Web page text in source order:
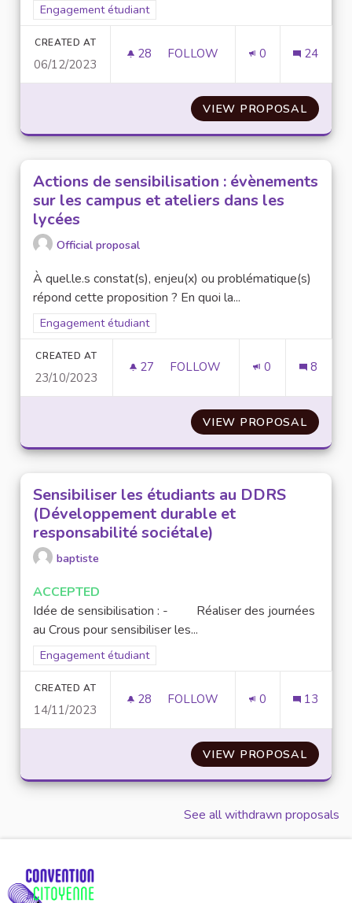
Filter results for scope: Engagement étudiant
Engagement étudiant
CREATED AT
06/12/2023
28 28 FOLLOWERS
FOLLOW 0 24
VIEW PROPOSAL
Actions de sensibilisation : évènements
sur les campus et ateliers dans les
lycées
Official proposal
À quel.le.s constat(s), enjeu(x) ou problématique(s)
répond cette proposition ? En quoi la...
Filter results for scope: Engagement étudiant
Engagement étudiant
CREATED AT
23/10/2023
27 27 FOLLOWERS
FOLLOW 0 8
VIEW PROPOSAL
Sensibiliser les étudiants au DDRS
(Développement durable et
responsabilité sociétale)
baptiste
ACCEPTED
Idée de sensibilisation : - Réaliser des journées
au Crous pour sensibiliser les...
Filter results for scope: Engagement étudiant
Engagement étudiant
CREATED AT
14/11/2023
28 28 FOLLOWERS
FOLLOW 0 13
VIEW PROPOSAL
See all withdrawn proposals